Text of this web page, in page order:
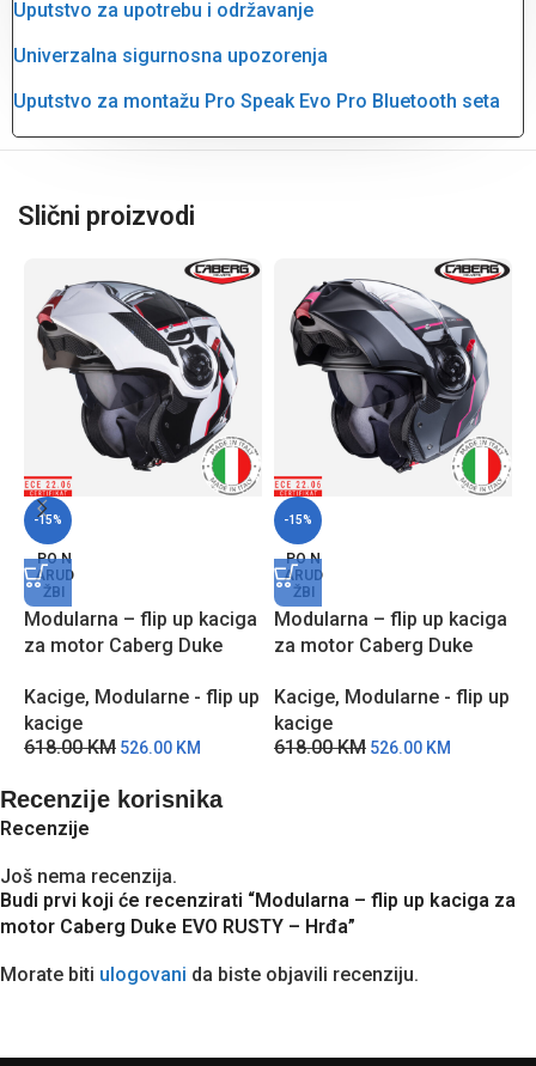
Uputstvo za upotrebu i održavanje
Univerzalna sigurnosna upozorenja
Uputstvo za montažu Pro Speak Evo Pro Bluetooth seta
Slični proizvodi
-15%
PO N
ARUD
ŽBI
Modularna – flip up kaciga
za motor Caberg Duke
Kacige, Modularne - flip up
kacige
618.00KM 526.00 KM
-15%
PO N
ARUD
ŽBI
Modularna – flip up kaciga
za motor Caberg Duke
Kacige, Modularne - flip up
kacige
618.00KM 526.00 KM
Recenzije korisnika
Recenzije
Još nema recenzija.
Budi prvi koji će recenzirati “Modularna – flip up kaciga za
motor Caberg Duke EVO RUSTY – Hrđa”
Morate biti ulogovani da biste objavili recenziju.